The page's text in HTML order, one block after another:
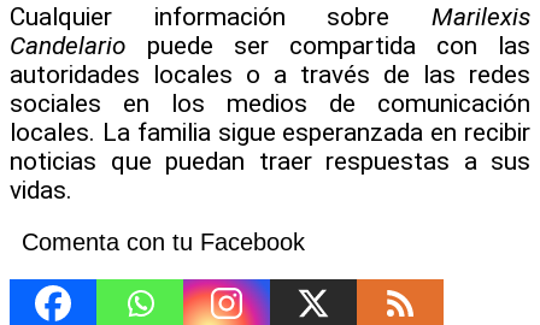
Cualquier información sobre Marilexis
Candelario puede ser compartida con las
autoridades locales o a través de las redes
sociales en los medios de comunicación
locales. La familia sigue esperanzada en recibir
noticias que puedan traer respuestas a sus
vidas.
Comenta con tu Facebook